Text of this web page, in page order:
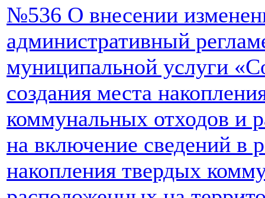
№536 О внесении
административный
муниципальной услуги
создания места
коммунальных отходов и
на включение сведений в
накопления твердых